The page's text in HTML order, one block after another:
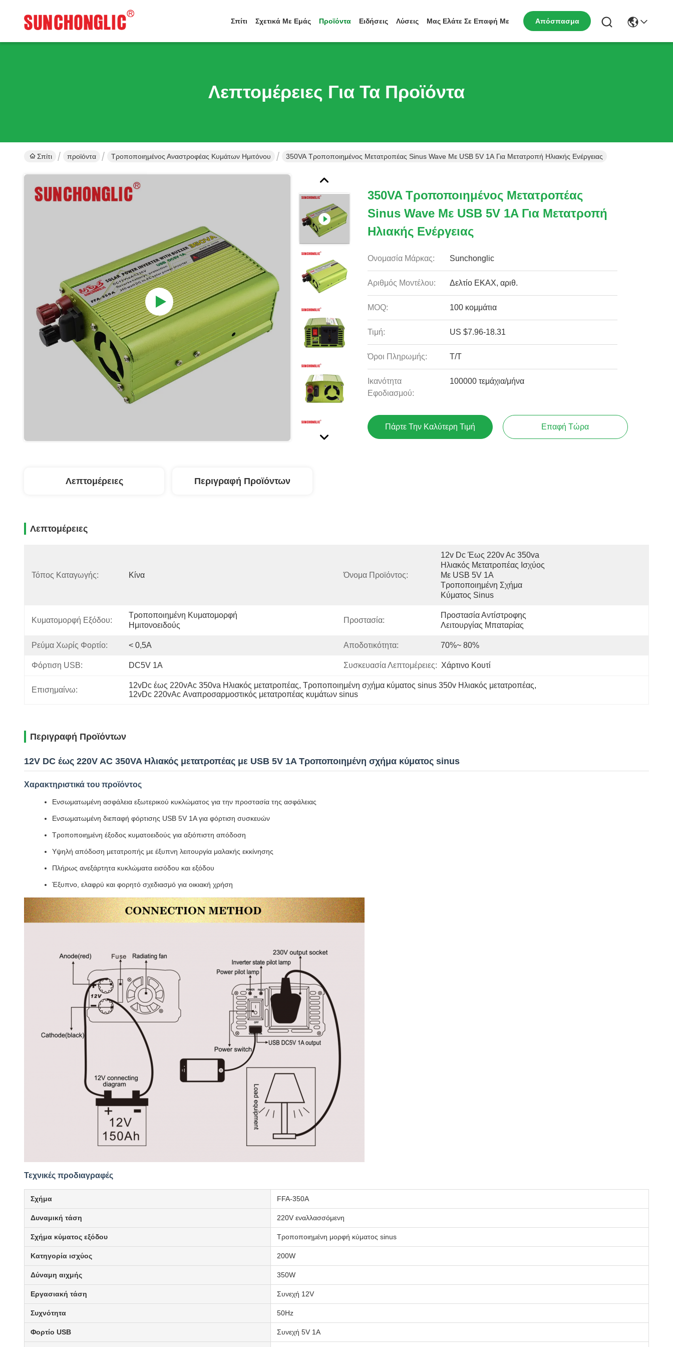
Σπίτι Σχετικά Με Εμάς Προϊόντα Ειδήσεις Λύσεις Μας Ελάτε Σε Επαφή Με Απόσπασμα
Λεπτομέρειες Για Τα Προϊόντα
Σπίτι προϊόντα Τροποποιημένος Αναστροφέας Κυμάτων Ημιτόνου 350VA Τροποποιημένος Μετατροπέας Sinus Wave Με USB 5V 1A Για Μετατροπή Ηλιακής Ενέργειας
350VA Τροποποιημένος Μετατροπέας
Sinus Wave Με USB 5V 1A Για Μετατροπή
Ηλιακής Ενέργειας
Ονομασία Μάρκας: Sunchonglic
Αριθμός Μοντέλου: Δελτίο ΕΚΑΧ, αριθ.
MOQ: 100 κομμάτια
Τιμή: US $7.96-18.31
Όροι Πληρωμής: Τ/Τ
Ικανότητα
Εφοδιασμού:
100000 τεμάχια/μήνα
Πάρτε Την Καλύτερη Τιμή Επαφή Τώρα
Λεπτομέρειες Περιγραφή Προϊόντων
Λεπτομέρειες
Τόπος Καταγωγής: Κίνα Όνομα Προϊόντος:
12v Dc Έως 220v Ac 350va
Ηλιακός Μετατροπέας Ισχύος
Με USB 5V 1A
Τροποποιημένη Σχήμα
Κύματος Sinus
Κυματομορφή Εξόδου:
Τροποποιημένη Κυματομορφή
Ημιτονοειδούς
Προστασία:
Προστασία Αντίστροφης
Λειτουργίας Μπαταρίας
Ρεύμα Χωρίς Φορτίο: < 0,5A Αποδοτικότητα: 70%~ 80%
Φόρτιση USB: DC5V 1Α Συσκευασία Λεπτομέρειες: Χάρτινο Κουτί
Επισημαίνω:
12vDc έως 220vAc 350va Ηλιακός μετατροπέας, Τροποποιημένη σχήμα κύματος sinus 350v Ηλιακός μετατροπέας,
12vDc 220vAc Αναπροσαρμοστικός μετατροπέας κυμάτων sinus
Περιγραφή Προϊόντων
12V DC έως 220V AC 350VA Ηλιακός μετατροπέας με USB 5V 1A Τροποποιημένη σχήμα κύματος sinus
Χαρακτηριστικά του προϊόντος
Ενσωματωμένη ασφάλεια εξωτερικού κυκλώματος για την προστασία της ασφάλειας
Ενσωματωμένη διεπαφή φόρτισης USB 5V 1A για φόρτιση συσκευών
Τροποποιημένη έξοδος κυματοειδούς για αξιόπιστη απόδοση
Υψηλή απόδοση μετατροπής με έξυπνη λειτουργία μαλακής εκκίνησης
Πλήρως ανεξάρτητα κυκλώματα εισόδου και εξόδου
Έξυπνο, ελαφρύ και φορητό σχεδιασμό για οικιακή χρήση
Τεχνικές προδιαγραφές
Σχήμα FFA-350A
Δυναμική τάση 220V εναλλασσόμενη
Σχήμα κύματος εξόδου Τροποποιημένη μορφή κύματος sinus
Κατηγορία ισχύος 200W
Δύναμη αιχμής 350W
Εργασιακή τάση Συνεχή 12V
Συχνότητα 50Hz
Φορτίο USB Συνεχή 5V 1A